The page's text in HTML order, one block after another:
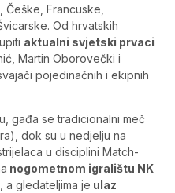
Češke, Francuske,
Od hrvatskih
aktualni svjetski prvaci
Martin Oborovečki i
pojedinačnih i ekipnih
gađa se tradicionalni meč
dok su u nedjelju na
u disciplini Match-
nogometnom igralištu NK
, a gledateljima je ulaz